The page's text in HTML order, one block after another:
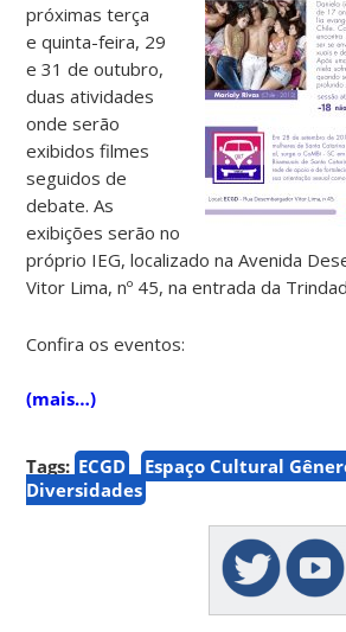
próximas terça
e quinta-feira, 29
e 31 de outubro,
duas atividades
onde serão
exibidos filmes
seguidos de
debate. As
exibições serão no
próprio IEG, localizado na Avenida
Vitor Lima, nº 45, na entrada da
Confira os eventos:
(mais…)
Tags: ECGD
Espaço Cultural
Diversidades